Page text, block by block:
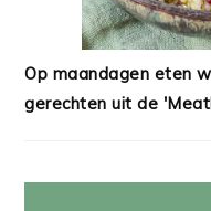
Op maandagen eten
gerechten uit de